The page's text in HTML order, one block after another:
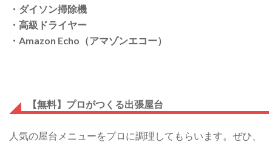
・ ダイソン掃除機
・ 高級ドライヤー
・ Amazon Echo（アマゾンエコー）
【無料】プロがつくる出張屋台
人気の屋台メニューをプロに調理してもらいます。ぜひ、